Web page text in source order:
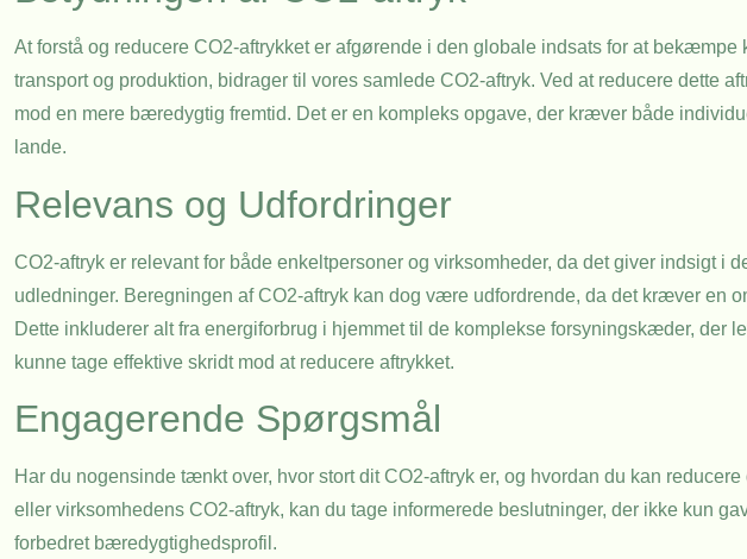
At forstå og reducere CO2-aftrykket er afgørende i den globale indsats for at
transport og produktion, bidrager til vores samlede CO2-aftryk. Ved at reducere dette
mod en mere bæredygtig fremtid. Det er en kompleks opgave, der kræver både
lande.
Relevans og Udfordringer
CO2-aftryk er relevant for både enkeltpersoner og virksomheder, da det giver indsigt i
udledninger. Beregningen af CO2-aftryk kan dog være udfordrende, da det kræver en
Dette inkluderer alt fra energiforbrug i hjemmet til de komplekse forsyningskæder, der
kunne tage effektive skridt mod at reducere aftrykket.
Engagerende Spørgsmål
Har du nogensinde tænkt over, hvor stort dit CO2-aftryk er, og hvordan du kan
eller virksomhedens CO2-aftryk, kan du tage informerede beslutninger, der ikke kun
forbedret bæredygtighedsprofil.